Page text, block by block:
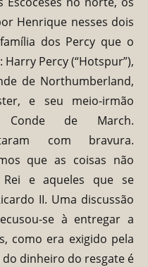
Henrique nesses dois
dos Percy que o
Percy (“Hotspur”),
de Northumberland,
e seu meio-irmão
de March.
com bravura.
que as coisas não
e aqueles que se
II. Uma discussão
se à entregar a
como era exigido pela
dinheiro do resgate é